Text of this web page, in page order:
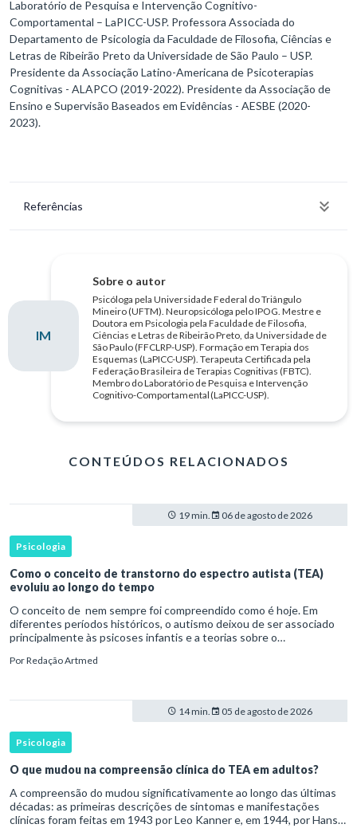
Laboratório de Pesquisa e Intervenção Cognitivo-
Comportamental – LaPICC-USP. Professora Associada do
Departamento de Psicologia da Faculdade de Filosofia, Ciências e
Letras de Ribeirão Preto da Universidade de São Paulo – USP.
Presidente da Associação Latino-Americana de Psicoterapias
Cognitivas - ALAPCO (2019-2022). Presidente da Associação de
Ensino e Supervisão Baseados em Evidências - AESBE (2020-
2023).
Referências
IM
Sobre o autor
Psicóloga pela Universidade Federal do Triângulo
Mineiro (UFTM). Neuropsicóloga pelo IPOG. Mestre e
Doutora em Psicologia pela Faculdade de Filosofia,
Ciências e Letras de Ribeirão Preto, da Universidade de
São Paulo (FFCLRP-USP). Formação em Terapia dos
Esquemas (LaPICC-USP). Terapeuta Certificada pela
Federação Brasileira de Terapias Cognitivas (FBTC).
Membro do Laboratório de Pesquisa e Intervenção
Cognitivo-Comportamental (LaPICC-USP).
CONTEÚDOS RELACIONADOS
19 min. 06 de agosto de 2026
Psicologia
Como o conceito de transtorno do espectro autista (TEA)
evoluiu ao longo do tempo
O conceito de nem sempre foi compreendido como é hoje. Em
diferentes períodos históricos, o autismo deixou de ser associado
principalmente às psicoses infantis e a teorias sobre o
transtorno do des
PorRedação Artmed
14 min. 05 de agosto de 2026
Psicologia
O que mudou na compreensão clínica do TEA em adultos?
A compreensão do mudou significativamente ao longo das últimas
décadas: as primeiras descrições de sintomas e manifestações
clínicas foram feitas em 1943 por Leo Kanner e, em 1944, por Hans